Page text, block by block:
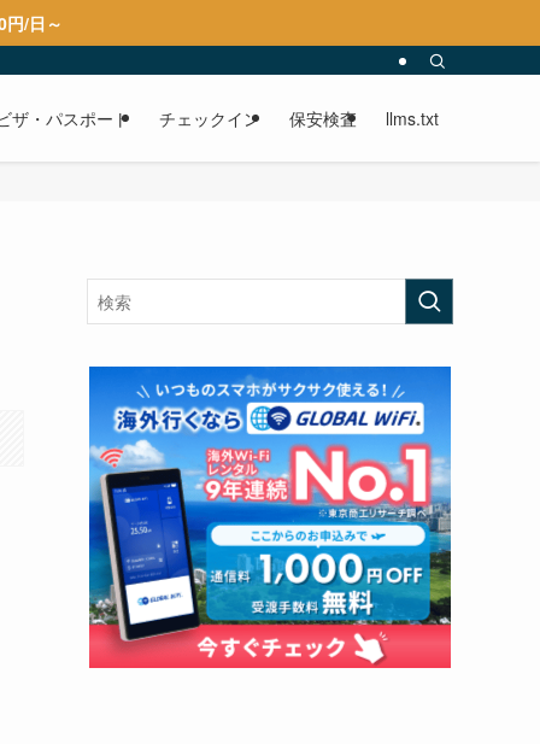
/日～
ザ・パスポート チェックイン 保安検査 llms.txt